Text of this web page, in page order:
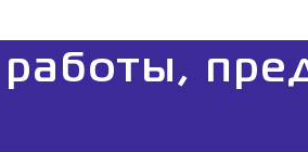
работы,